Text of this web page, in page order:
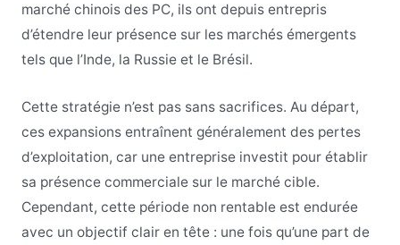
marché chinois des PC, ils ont depuis entrepris
d’étendre leur présence sur les marchés émergents
tels que l’Inde, la Russie et le Brésil.
Cette stratégie n’est pas sans sacrifices. Au départ,
ces expansions entraînent généralement des pertes
d’exploitation, car une entreprise investit pour établir
sa présence commerciale sur le marché cible.
Cependant, cette période non rentable est endurée
avec un objectif clair en tête : une fois qu’une part de